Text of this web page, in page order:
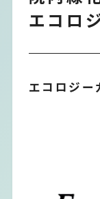
エコロ
エコロジー